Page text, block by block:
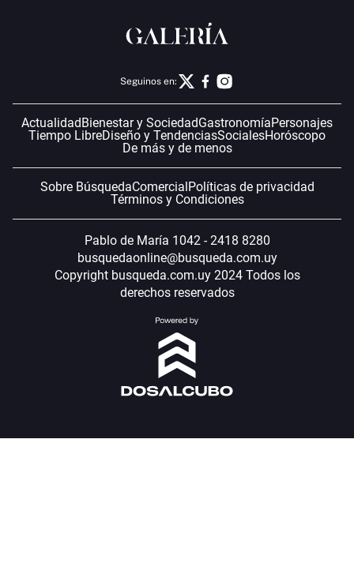
Seguinos en:
Actualidad Bienestar y SociedadGastronomíaPersonajes
Tiempo LibreDiseño y TendenciasSocialesHoróscopo
De más y de menos
Sobre BúsquedaComercial Políticas de privacidad
Términos y Condiciones
Pablo de María 1042 - 2418 8280
busquedaonline@busqueda.com.uy
Copyright busqueda.com.uy 2024 Todos los
derechos reservados